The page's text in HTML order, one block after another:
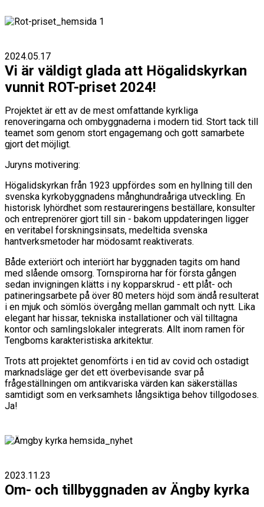
2024.05.17
Vi är väldigt glada att Högalidskyrkan
vunnit ROT-priset 2024!
Projektet är ett av de mest omfattande kyrkliga
renoveringarna och ombyggnaderna i modern tid. Stort tack till
teamet som genom stort engagemang och gott samarbete
gjort det möjligt.
Juryns motivering:
Högalidskyrkan från 1923 uppfördes som en hyllning till den
svenska kyrkobyggnadens månghundraåriga utveckling. En
historisk lyhördhet som restaureringens beställare, konsulter
och entreprenörer gjort till sin - bakom uppdateringen ligger
en veritabel forskningsinsats, medeltida svenska
hantverksmetoder har mödosamt reaktiverats.
Både exteriört och interiört har byggnaden tagits om hand
med slående omsorg. Tornspirorna har för första gången
sedan invigningen klätts i ny kopparskrud - ett plåt- och
patineringsarbete på över 80 meters höjd som ändå resulterat
i en mjuk och sömlös övergång mellan gammalt och nytt. Lika
elegant har hissar, tekniska installationer och väl tilltagna
kontor och samlingslokaler integrerats. Allt inom ramen för
Tengboms karakteristiska arkitektur.
Trots att projektet genomförts i en tid av covid och ostadigt
marknadsläge ger det ett överbevisande svar på
frågeställningen om antikvariska värden kan säkerställas
samtidigt som en verksamhets långsiktiga behov tillgodoses.
Ja!
2023.11.23
Om- och tillbyggnaden av Ängby kyrka